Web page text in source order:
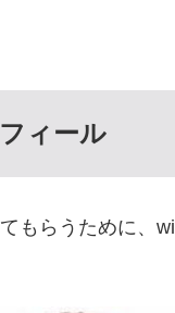
ィール
もらうために、